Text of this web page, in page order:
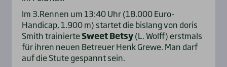
Im 3.Rennen um 13:40 Uhr (18.000 Euro-
Handicap, 1.900 m) startet die bislang von doris
Smith trainierteSweet Betsy(L. Wolff) erstmals
für ihren neuen Betreuer Henk Grewe. Man darf
auf die Stute gespannt sein.